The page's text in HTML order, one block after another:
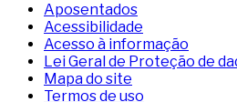
Aposentados
Acessibilidade
Acesso à informação
Lei Geral de Proteção de
Mapa do site
Termos de uso